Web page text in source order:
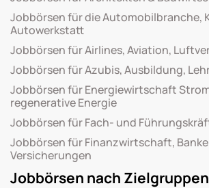
Jobbörsen für die Automobilbranche,
Autowerkstatt
Jobbörsen für Airlines, Aviation,
Jobbörsen für Azubis, Ausbildung,
Jobbörsen für Energiewirtschaft
regenerative Energie
Jobbörsen für Fach- und
Jobbörsen für Finanzwirtschaft,
Versicherungen
Jobbörsen nach Zielgruppen